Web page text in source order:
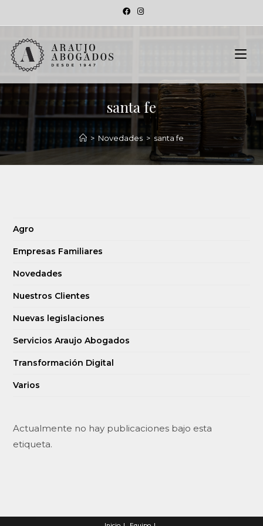
santa fe
> Novedades > santa fe
Agro
Empresas Familiares
Novedades
Nuestros Clientes
Nuevas legislaciones
Servicios Araujo Abogados
Transformación Digital
Varios
Actualmente no hay publicaciones bajo esta
etiqueta.